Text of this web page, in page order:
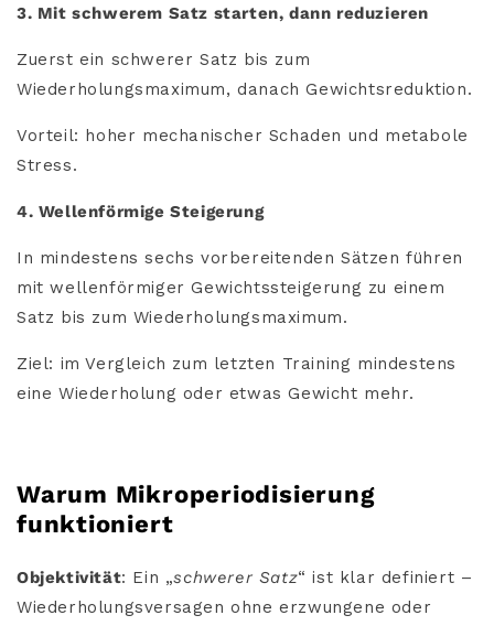
3. Mit schwerem Satz starten, dann reduzieren
Zuerst ein schwerer Satz bis zum
Wiederholungsmaximum, danach Gewichtsreduktion.
Vorteil: hoher mechanischer Schaden und metabole
Stress.
4. Wellenförmige Steigerung
In mindestens sechs vorbereitenden Sätzen führen
mit wellenförmiger Gewichtssteigerung zu einem
Satz bis zum Wiederholungsmaximum.
Ziel: im Vergleich zum letzten Training mindestens
eine Wiederholung oder etwas Gewicht mehr.
Warum Mikroperiodisierung
funktioniert
Objektivität: Ein „schwerer Satz“ ist klar definiert –
Wiederholungsversagen ohne erzwungene oder